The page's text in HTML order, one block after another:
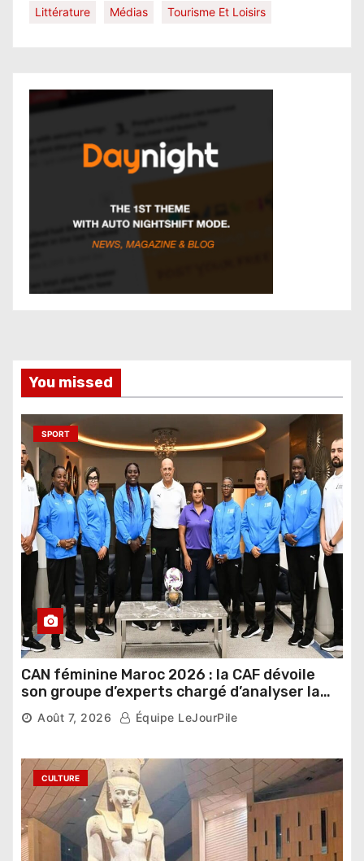
Littérature Médias Tourisme Et Loisirs
You missed
SPORT
CAN féminine Maroc 2026 : la CAF dévoile
son groupe d’experts chargé d’analyser la
compétition
Août 7, 2026 Équipe LeJourPile
CULTURE